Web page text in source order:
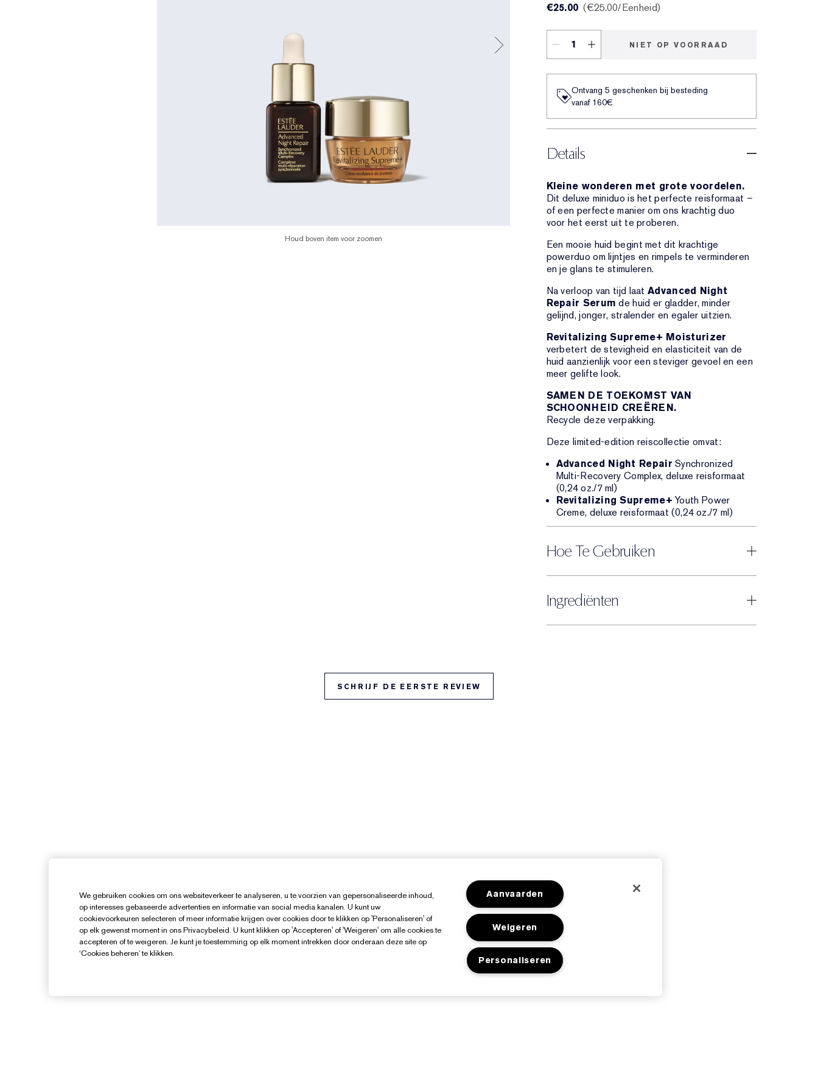
Houd boven item voor zoomen
€25.00 €25.00/Eenheid
NIET OP VOORRAAD
Ontvang 5 geschenken bij besteding
vanaf 160€
Details
Kleine wonderen met grote voordelen.
Dit deluxe miniduo is het perfecte reisformaat –
of een perfecte manier om ons krachtig duo
voor het eerst uit te proberen.
Een mooie huid begint met dit krachtige
powerduo om lijntjes en rimpels te verminderen
en je glans te stimuleren.
Na verloop van tijd laat Advanced Night
Repair Serum de huid er gladder, minder
gelijnd, jonger, stralender en egaler uitzien.
Revitalizing Supreme+ Moisturizer
verbetert de stevigheid en elasticiteit van de
huid aanzienlijk voor een steviger gevoel en een
meer gelifte look.
SAMEN DE TOEKOMST VAN
SCHOONHEID CREËREN.
Recycle deze verpakking.
Deze limited-edition reiscollectie omvat:
Advanced Night Repair Synchronized
Multi-Recovery Complex, deluxe reisformaat
(0,24 oz./7 ml)
Revitalizing Supreme+ Youth Power
Creme, deluxe reisformaat (0,24 oz./7 ml)
Hoe Te Gebruiken
Ingrediënten
SCHRIJF DE EERSTE REVIEW
We gebruiken cookies om ons websiteverkeer te analyseren, u te voorzien van gepersonaliseerde inhoud,
op interesses gebaseerde advertenties en informatie van social media kanalen. U kunt uw
cookievoorkeuren selecteren of meer informatie krijgen over cookies door te klikken op 'Personaliseren' of
op elk gewenst moment in ons Privacybeleid. U kunt klikken op 'Accepteren' of 'Weigeren' om alle cookies te
accepteren of te weigeren. Je kunt je toestemming op elk moment intrekken door onderaan deze site op
‘Cookies beheren’ te klikken.
Aanvaarden
Weigeren
Personaliseren